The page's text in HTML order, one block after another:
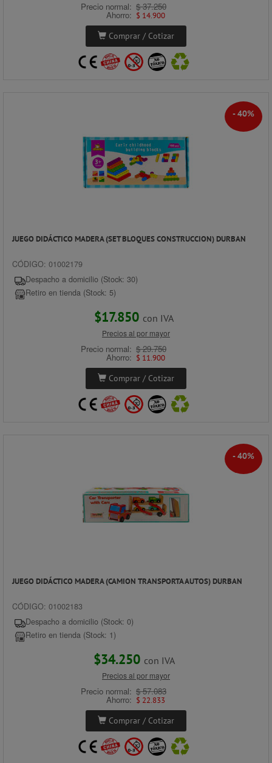
Precio normal: $ 37.250
Ahorro: $ 14.900
Comprar / Cotizar
- 40%
JUEGO DIDÁCTICO MADERA (SET BLOQUES CONSTRUCCION) DURBAN
CÓDIGO: 01002179
Despacho a domicilio (Stock: 30)
Retiro en tienda (Stock: 5)
$17.850 con IVA
Precios al por mayor
Precio normal: $ 29.750
Ahorro: $ 11.900
Comprar / Cotizar
- 40%
JUEGO DIDÁCTICO MADERA (CAMION TRANSPORTA AUTOS) DURBAN
CÓDIGO: 01002183
Despacho a domicilio (Stock: 0)
Retiro en tienda (Stock: 1)
$34.250 con IVA
Precios al por mayor
Precio normal: $ 57.083
Ahorro: $ 22.833
Comprar / Cotizar